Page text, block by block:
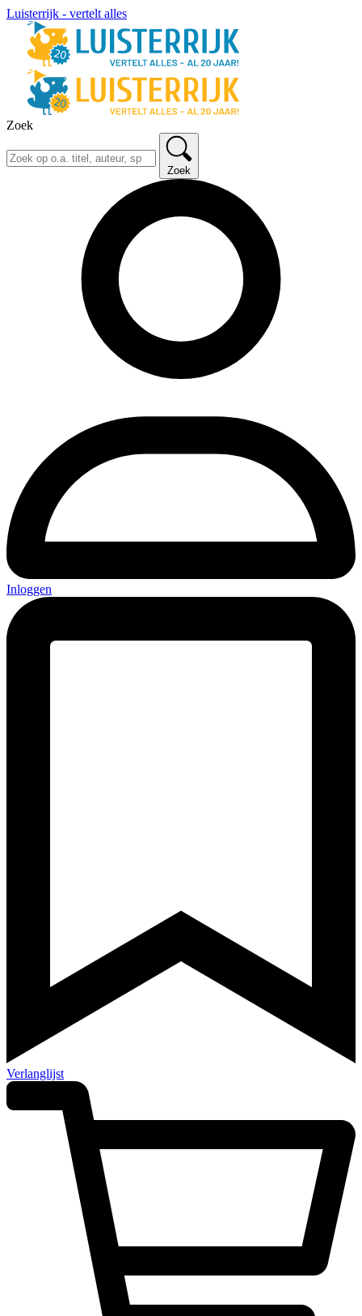
Luisterrijk - vertelt alles
Zoek
Zoek
Inloggen
Verlanglijst